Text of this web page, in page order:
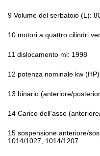
9 Volume del serbatoio (L):
10 motori a quattro cilindri
11 dislocamento ml: 1998
12 potenza nominale kw
13 binario (anteriore/
14 Carico dell'asse
15 sospensione anteriore/
1014/1027, 1014/1207